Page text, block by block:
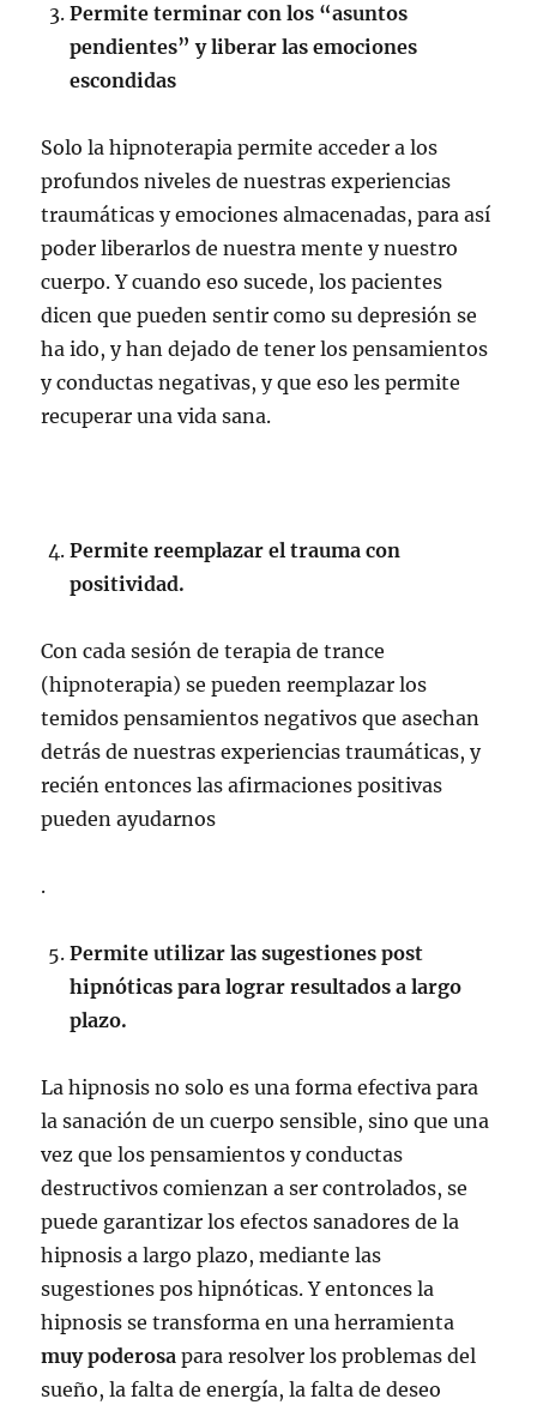
Permite terminar con los “asuntos
pendientes” y liberar las emociones
escondidas
Solo la hipnoterapia permite acceder a los
profundos niveles de nuestras experiencias
traumáticas y emociones almacenadas, para así
poder liberarlos de nuestra mente y nuestro
cuerpo. Y cuando eso sucede, los pacientes
dicen que pueden sentir como su depresión se
ha ido, y han dejado de tener los pensamientos
y conductas negativas, y que eso les permite
recuperar una vida sana.
Permite reemplazar el trauma con
positividad.
Con cada sesión de terapia de trance
(hipnoterapia) se pueden reemplazar los
temidos pensamientos negativos que asechan
detrás de nuestras experiencias traumáticas, y
recién entonces las afirmaciones positivas
pueden ayudarnos
.
Permite utilizar las sugestiones post
hipnóticas para lograr resultados a largo
plazo.
La hipnosis no solo es una forma efectiva para
la sanación de un cuerpo sensible, sino que una
vez que los pensamientos y conductas
destructivos comienzan a ser controlados, se
puede garantizar los efectos sanadores de la
hipnosis a largo plazo, mediante las
sugestiones pos hipnóticas. Y entonces la
hipnosis se transforma en una herramienta
muy poderosa para resolver los problemas del
sueño, la falta de energía, la falta de deseo